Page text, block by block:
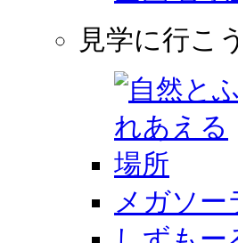
見学に行こ
メガソー